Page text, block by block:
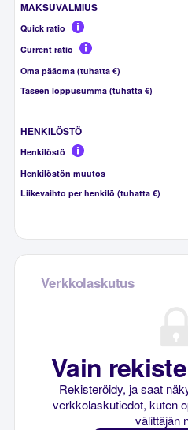
MAKSUVALMIUS
Quick ratio
Current ratio
Oma pääoma (tuhatta €)
Taseen loppusumma (tuhatta €)
HENKILÖSTÖ
Henkilöstö
Henkilöstön muutos
Liikevaihto per henkilö (tuhatta €)
Verkkolaskutus
Vain
Rekisteröidy, ja saat
verkkolaskutiedot, kuten
välittäjän